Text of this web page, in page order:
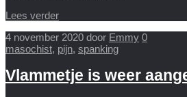
Lees verder
4 november 2020 door Emmy 0
masochist, pijn, spanking
Vlammetje is weer